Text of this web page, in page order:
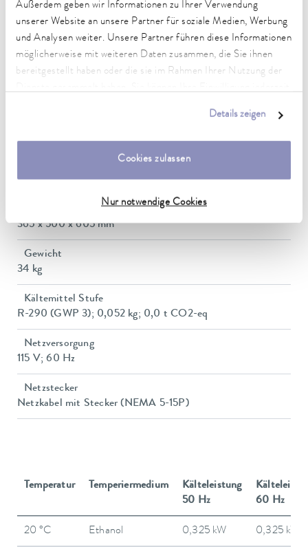
Außerdem geben wir Informationen zu Ihrer Verwendung
unserer Website an unsere Partner für soziale Medien, Werbung
und Analysen weiter. Unsere Partner führen diese Informationen
möglicherweise mit weiteren Daten zusammen, die Sie ihnen
bereitgestellt haben oder die sie im Rahmen Ihrer Nutzung der
Details zeigen
Cookies zulassen
Nur notwendige Cookies
Leistungsaufnahme
Förderdruck max.
0,2 bar
Badvolumen min. / max.
9,5 / 14,5 L
Abmessungen (BxTxH)
365 x 500 x 605 mm
Gewicht
34 kg
Kältemittel Stufe
R-290 (GWP 3); 0,052 kg; 0,0 t CO2-eq
Netzversorgung
115 V; 60 Hz
Netzstecker
Netzkabel mit Stecker (NEMA 5-15P)
Temperatur Temperiermedium
Kälteleistung
50 Hz
60 Hz
20 °C Ethanol 0,325 kW 0,325 kW